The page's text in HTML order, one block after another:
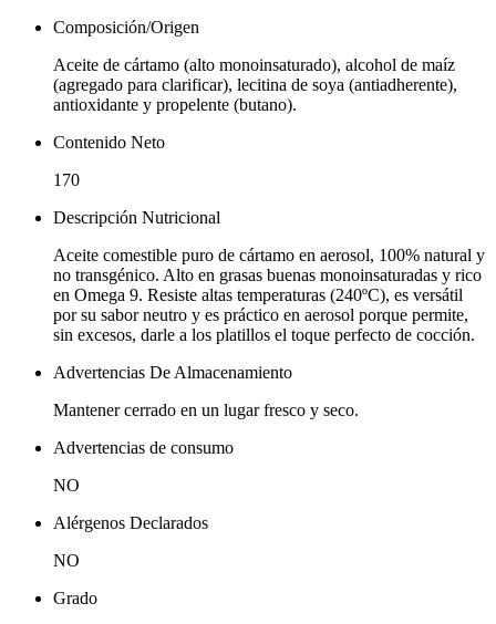
Composición/Origen
Aceite de cártamo (alto monoinsaturado), alcohol de maíz
(agregado para clarificar), lecitina de soya (antiadherente),
antioxidante y propelente (butano).
Contenido Neto
170
Descripción Nutricional
Aceite comestible puro de cártamo en aerosol, 100% natural y
no transgénico. Alto en grasas buenas monoinsaturadas y rico
en Omega 9. Resiste altas temperaturas (240ºC), es versátil
por su sabor neutro y es práctico en aerosol porque permite,
sin excesos, darle a los platillos el toque perfecto de cocción.
Advertencias De Almacenamiento
Mantener cerrado en un lugar fresco y seco.
Advertencias de consumo
NO
Alérgenos Declarados
NO
Grado